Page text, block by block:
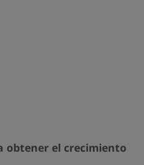
obtener el crecimiento